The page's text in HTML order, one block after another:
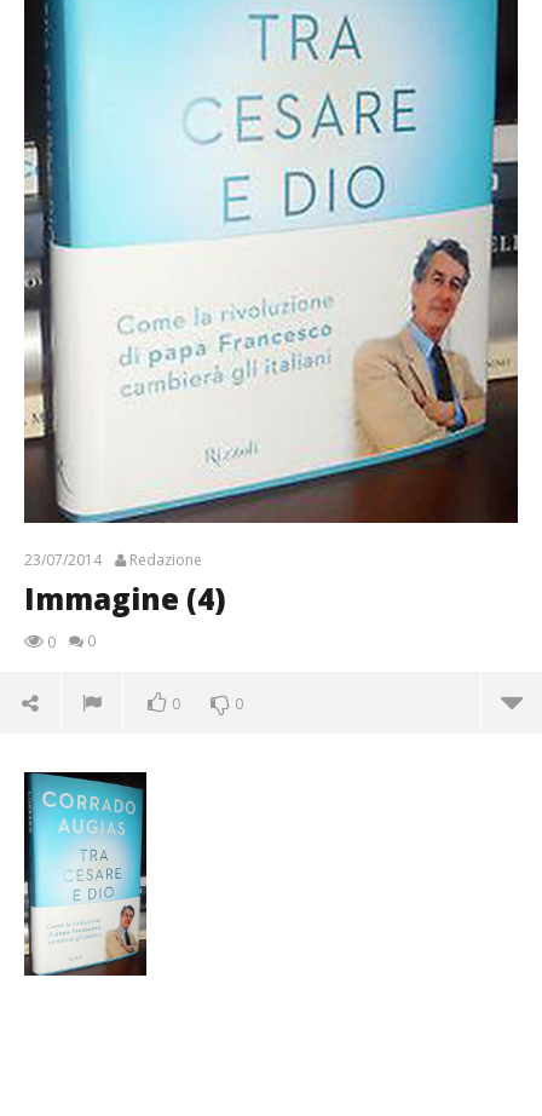
23/07/2014 Redazione
Immagine (4)
0 0
0 0
23/07/2014
Redazione